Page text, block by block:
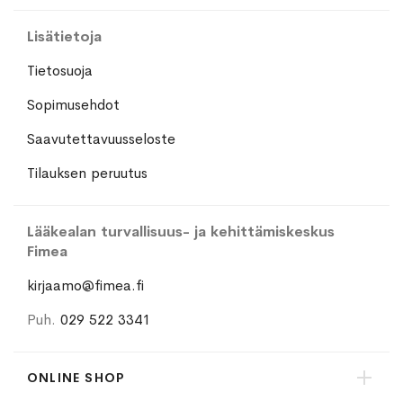
Lisätietoja
Tietosuoja
Sopimusehdot
Saavutettavuusseloste
Tilauksen peruutus
Lääkealan turvallisuus- ja kehittämiskeskus
Fimea
kirjaamo@fimea.fi
Puh. 029 522 3341
ONLINE SHOP